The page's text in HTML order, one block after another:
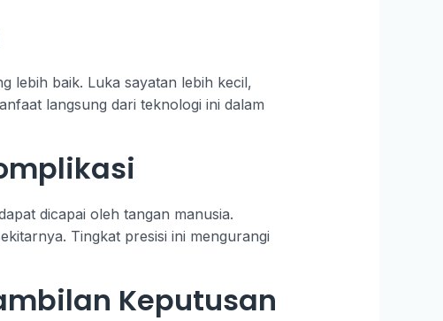
lebih baik. Luka sayatan lebih kecil,
langsung dari teknologi ini dalam
dicapai oleh tangan manusia.
Tingkat presisi ini mengurangi
Keputusan